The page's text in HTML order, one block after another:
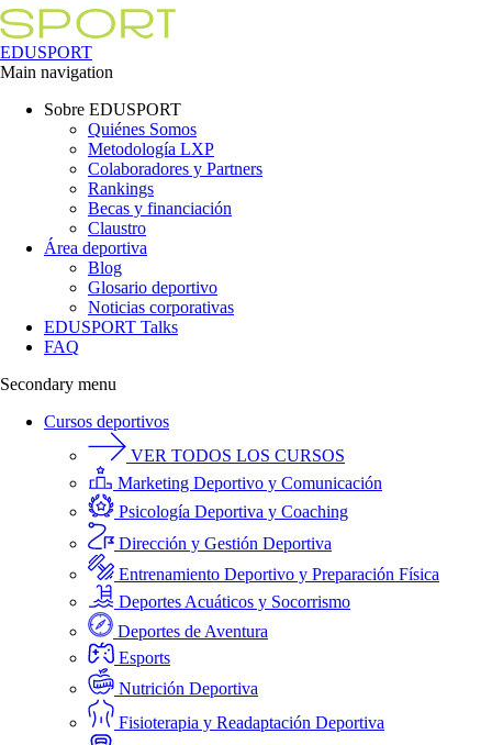
EDUSPORT
Main navigation
Sobre EDUSPORT
Quiénes Somos
Metodología LXP
Colaboradores y Partners
Rankings
Becas y financiación
Claustro
Área deportiva
Blog
Glosario deportivo
Noticias corporativas
EDUSPORT Talks
FAQ
Secondary menu
Cursos deportivos
VER TODOS LOS CURSOS
Marketing Deportivo y Comunicación
Psicología Deportiva y Coaching
Dirección y Gestión Deportiva
Entrenamiento Deportivo y Preparación Física
Deportes Acuáticos y Socorrismo
Deportes de Aventura
Esports
Nutrición Deportiva
Fisioterapia y Readaptación Deportiva